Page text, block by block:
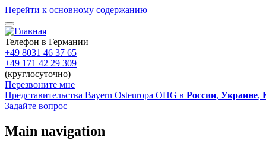
Перейти к основному содержанию
Телефон в Германии
+49 8031 46 37 65
+49 171 42 29 309
(круглосуточно)
Перезвоните мне
Представительства Bayern Osteuropa OHG в России, Украине,
Задайте вопрос
Main navigation